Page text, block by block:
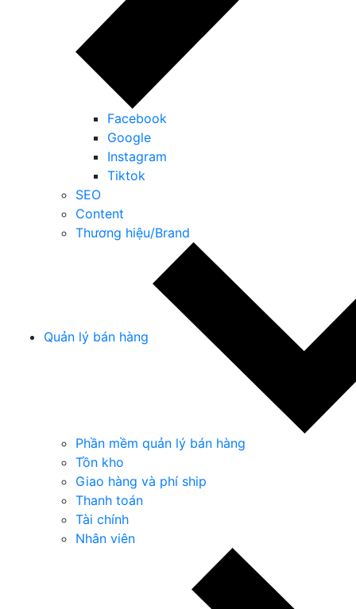
Facebook
Google
Instagram
Tiktok
SEO
Content
Thương hiệu/Brand
Quản lý bán hàng
Phần mềm quản lý bán hàng
Tồn kho
Giao hàng và phí ship
Thanh toán
Tài chính
Nhân viên